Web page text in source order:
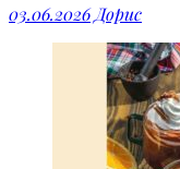
03.06.2026 Дорис